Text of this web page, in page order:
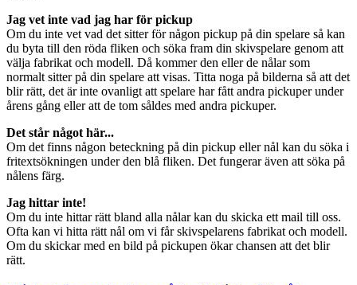
Jag vet inte vad jag har för pickup
Om du inte vet vad det sitter för någon pickup på din spelare så kan
du byta till den röda fliken och söka fram din skivspelare genom att
välja fabrikat och modell. Då kommer den eller de nålar som
normalt sitter på din spelare att visas. Titta noga på bilderna så att det
blir rätt, det är inte ovanligt att spelare har fått andra pickuper under
årens gång eller att de tom såldes med andra pickuper.
Det står något här...
Om det finns någon beteckning på din pickup eller nål kan du söka i
fritextsökningen under den blå fliken. Det fungerar även att söka på
nålens färg.
Jag hittar inte!
Om du inte hittar rätt bland alla nålar kan du skicka ett mail till oss.
Ofta kan vi hitta rätt nål om vi får skivspelarens fabrikat och modell.
Om du skickar med en bild på pickupen ökar chansen att det blir
rätt.